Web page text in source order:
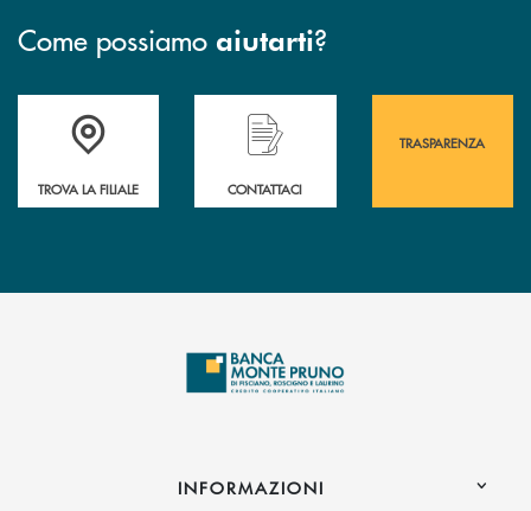
Come possiamo aiutarti?
Accedi all' elenco completo&nbsp; delle&nbsp; filiali&nbsp; di Banca
TROVA LA FILIALE
Hai bisogno di assistenza immediata?
CONTATTACI
TRASPARENZA
INFORMAZIONI